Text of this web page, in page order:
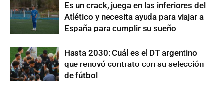
Es un crack, juega en las inferiores del
Atlético y necesita ayuda para viajar a
España para cumplir su sueño
Hasta 2030: Cuál es el DT argentino
que renovó contrato con su selección
de fútbol